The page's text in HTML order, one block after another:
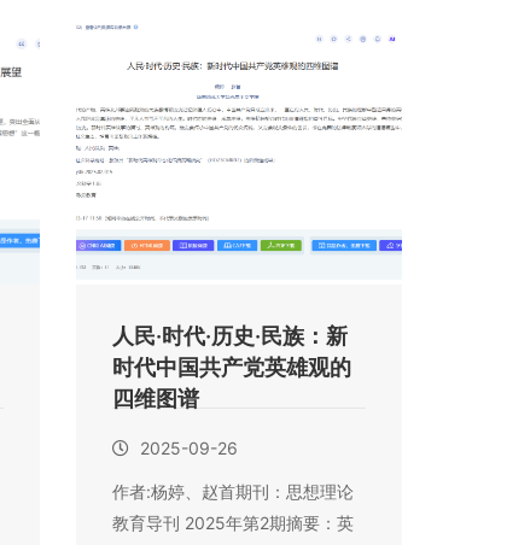
人民·时代·历史·民族：新
时代中国共产党英雄观的
四维图谱
2025-09-26
作者:杨婷、赵首期刊：思想理论
教育导刊 2025年第2期摘要：英